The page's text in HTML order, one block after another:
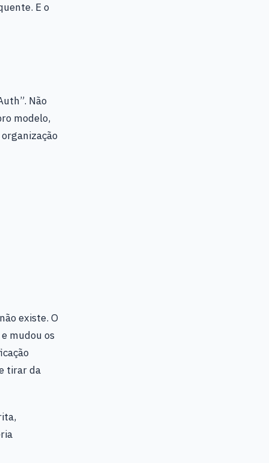
E o
Não
modelo,
existe. O
mudou os
tirar da